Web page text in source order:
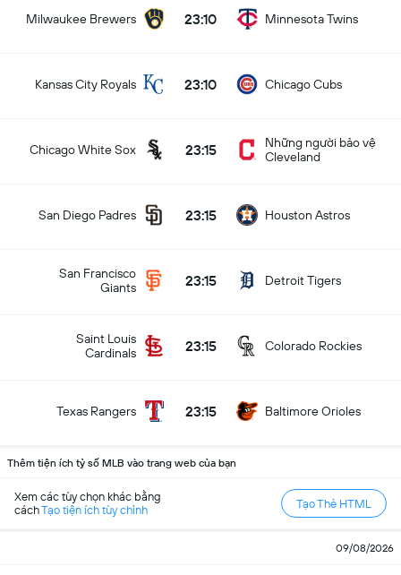
Milwaukee Brewers 23:10 Minnesota Twins
Kansas City Royals 23:10 Chicago Cubs
Chicago White Sox 23:15
Những người bảo vệ
Cleveland
San Diego Padres 23:15 Houston Astros
San Francisco
Giants
23:15 Detroit Tigers
Saint Louis
Cardinals
23:15 Colorado Rockies
Texas Rangers 23:15 Baltimore Orioles
Thêm tiện ích tỷ số MLB vào trang web của bạn
Xem các tùy chọn khác bằng
cáchTạo tiện ích tùy chỉnh Tạo Thẻ HTML
09/08/2026